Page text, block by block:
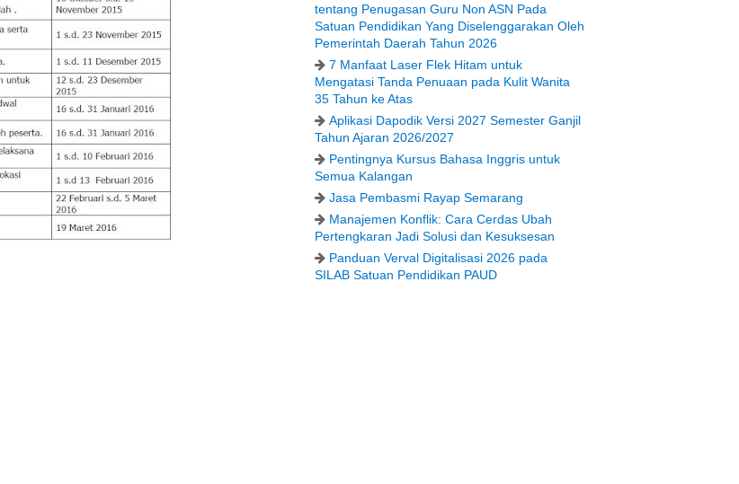
tentang Penugasan Guru Non ASN Pada
Satuan Pendidikan Yang Diselenggarakan Oleh
Pemerintah Daerah Tahun 2026
7 Manfaat Laser Flek Hitam untuk
Mengatasi Tanda Penuaan pada Kulit Wanita
35 Tahun ke Atas
Aplikasi Dapodik Versi 2027 Semester Ganjil
Tahun Ajaran 2026/2027
Pentingnya Kursus Bahasa Inggris untuk
Semua Kalangan
Jasa Pembasmi Rayap Semarang
Manajemen Konflik: Cara Cerdas Ubah
Pertengkaran Jadi Solusi dan Kesuksesan
Panduan Verval Digitalisasi 2026 pada
SILAB Satuan Pendidikan PAUD